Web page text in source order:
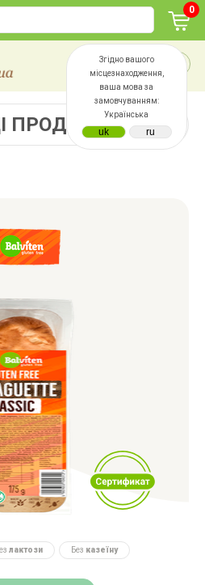
Згідно вашого
місцезнаходження,
ваша мова за
замовчуванням:
Українська
0
ПРОДАЖІ
лактози Без казеїну